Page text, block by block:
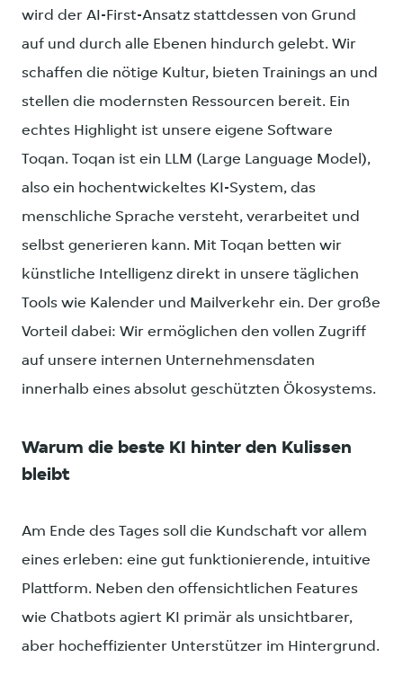
wird der AI-First-Ansatz stattdessen von Grund
auf und durch alle Ebenen hindurch gelebt. Wir
schaffen die nötige Kultur, bieten Trainings an und
stellen die modernsten Ressourcen bereit. Ein
echtes Highlight ist unsere eigene Software
Toqan. Toqan ist ein LLM (Large Language Model),
also ein hochentwickeltes KI-System, das
menschliche Sprache versteht, verarbeitet und
selbst generieren kann. Mit Toqan betten wir
künstliche Intelligenz direkt in unsere täglichen
Tools wie Kalender und Mailverkehr ein. Der große
Vorteil dabei: Wir ermöglichen den vollen Zugriff
auf unsere internen Unternehmensdaten
innerhalb eines absolut geschützten Ökosystems.
Warum die beste KI hinter den Kulissen
bleibt
Am Ende des Tages soll die Kundschaft vor allem
eines erleben: eine gut funktionierende, intuitive
Plattform. Neben den offensichtlichen Features
wie Chatbots agiert KI primär als unsichtbarer,
aber hocheffizienter Unterstützer im Hintergrund.